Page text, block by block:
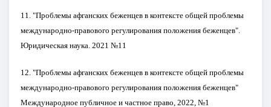
11. "Проблемы афганских беженцев в контексте общей проблемы
международно-правового регулирования положения беженцев".
Юридическая наука. 2021 №11
12."Проблемы афганских беженцев в контексте общей проблемы
международно-правового регулирования положения беженцев"
Международное публичное и частное право, 2022, №1